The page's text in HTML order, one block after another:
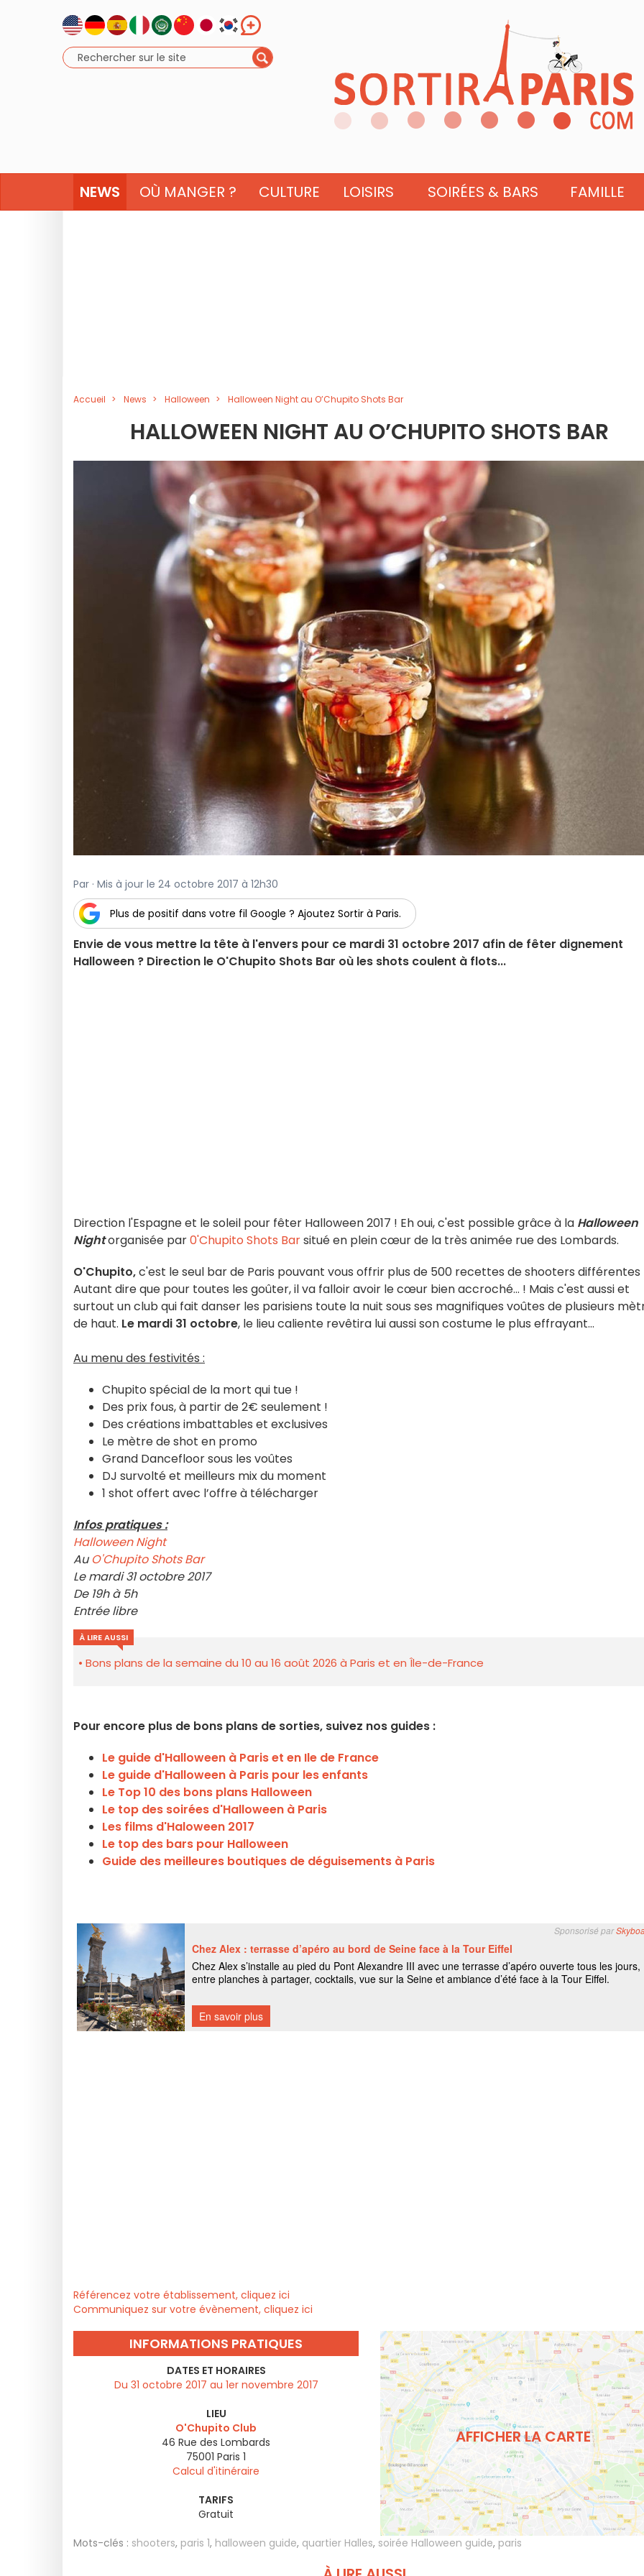
NEWS OÙ MANGER ? CULTURE LOISIRS SOIRÉES & BARS FAMILLE
Accueil News Halloween Halloween Night au O’Chupito Shots Bar
HALLOWEEN NIGHT AU O’CHUPITO SHOTS BAR
Par · Mis à jour le 24 octobre 2017 à 12h30
Plus de positif dans votre fil Google ? Ajoutez Sortir à Paris.
Envie de vous mettre la tête à l'envers pour ce mardi 31 octobre 2017 afin de fêter dignement
Halloween ? Direction le O'Chupito Shots Bar où les shots coulent à flots...
Direction l'Espagne et le soleil pour fêter Halloween 2017 ! Eh oui, c'est possible grâce à la Halloween
Nightorganisée par0'Chupito Shots Barsitué en plein cœur de la très animée rue des Lombards.
O'Chupito,c'est le seul bar de Paris pouvant vous offrir plus de 500 recettes de shooters différentes
Autant dire que pour toutes les goûter, il va falloir avoir le cœur bien accroché... ! Mais c'est aussi et
surtout un club qui fait danser les parisiens toute la nuit sous ses magnifiques voûtes de plusieurs
de haut. Le mardi 31 octobre, le lieu caliente revêtira lui aussi son costume le plus effrayant...
Au menu des festivités :
Chupito spécial de la mort qui tue !
Des prix fous, à partir de 2€ seulement !
Des créations imbattables et exclusives
Le mètre de shot en promo
Grand Dancefloor sous les voûtes
DJ survolté et meilleurs mix du moment
1 shot offert avec l’offre à télécharger
Infos pratiques :
Halloween Night
Au O'Chupito Shots Bar
Le mardi 31 octobre 2017
De 19h à 5h
Entrée libre
À LIRE AUSSI
Bons plans de la semaine du 10 au 16 août 2026 à Paris et en Île-de-France
Pour encore plus de bons plans de sorties, suivez nos guides :
Le guide d'Halloween à Paris et en Ile de France
Le guide d'Halloween à Paris pour les enfants
Le Top 10 des bons plans Halloween
Le top des soirées d'Halloween à Paris
Les films d'Haloween 2017
Le top des bars pour Halloween
Guide des meilleures boutiques de déguisements à Paris
Référencez votre établissement, cliquez ici
Communiquez sur votre évènement, cliquez ici
INFORMATIONS PRATIQUES
DATES ET HORAIRES
Du 31 octobre 2017 au 1er novembre 2017
LIEU
O'Chupito Club
46 Rue des Lombards
75001 Paris 1
Calcul d'itinéraire
TARIFS
Gratuit
AFFICHER LA CARTE
Mots-clés : shooters, paris 1, halloween guide, quartier Halles, soirée Halloween guide, paris